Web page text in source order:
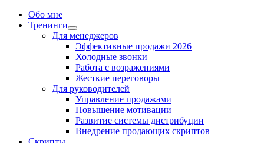
Обо мне
Тренинги
Для менеджеров
Эффективные продажи 2026
Холодные звонки
Работа с возражениями
Жесткие переговоры
Для руководителей
Управление продажами
Повышение мотивации
Развитие системы дистрибуции
Внедрение продающих скриптов